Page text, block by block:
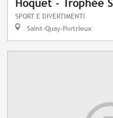
Hoquet - Trophée
SPORT E DIVERTIMENTI
Saint-Quay-Portrieux